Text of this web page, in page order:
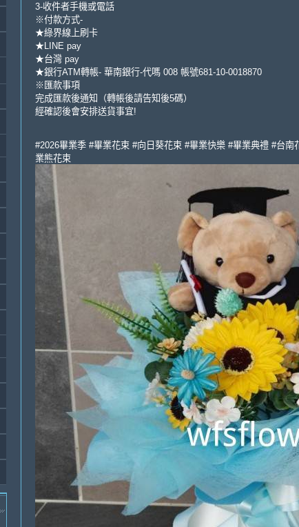
3-收件者手機或電話
※付款方式-
★綠界線上刷卡
★LINE pay
★台灣 pay
★銀行ATM轉帳- 華南銀行-代嗎 008 帳號681-10-0018870
※匯款事項
完成匯款後通知（轉帳後請告知後5碼）
經確認後會安排送貨事宜!
#2026畢業季 #畢業花束 #向日葵花束 #畢業快樂 #畢業典禮 #台
業熊花束